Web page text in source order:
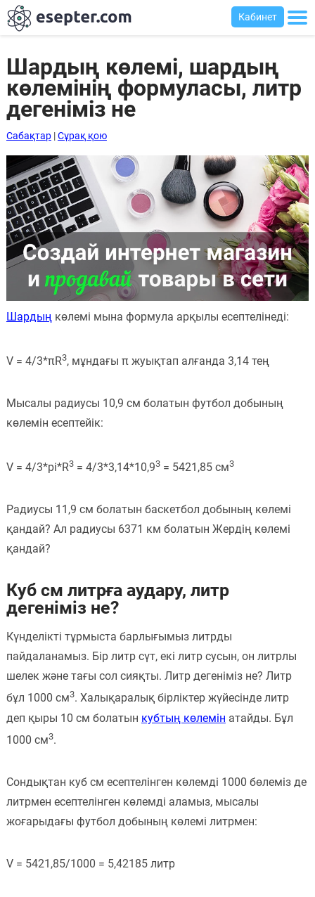
Сабақтар
Хабарландыру
тақтасы
Кіру
Қазақша-
ағылшынша
сөздік
Ағылшынша-
қазақша
сөздік
Тіркелу
Кабинет
Шардың көлемі, шардың
көлемінің формуласы, литр
дегеніміз не
Сабақтар|Сұрақ қою
Шардың көлемі мына формула арқылы есептелінеді:
V = 4/3*πR3, мұндағы π жуықтап алғанда 3,14 тең
Мысалы радиусы 10,9 см болатын футбол добының
көлемін есептейік:
V = 4/3*pi*R3= 4/3*3,14*10,93= 5421,85 см3
Радиусы 11,9 см болатын баскетбол добының көлемі
қандай? Ал радиусы 6371 км болатын Жердің көлемі
қандай?
Куб см литрға аудару, литр
дегеніміз не?
Күнделікті тұрмыста барлығымыз литрды
пайдаланамыз. Бір литр сүт, екі литр сусын, он литрлы
шелек және тағы сол сияқты. Литр дегеніміз не? Литр
бұл 1000 см3. Халықаралық бірліктер жүйесінде литр
деп қыры 10 см болатын кубтың көлемін атайды. Бұл
1000 см3.
Сондықтан куб см есептелінген көлемді 1000 бөлеміз де
литрмен есептелінген көлемді аламыз, мысалы
жоғарыдағы футбол добының көлемі литрмен:
V = 5421,85/1000 = 5,42185 литр